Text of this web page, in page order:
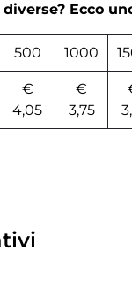
Ecco
500 1000
€
4,05
€
3,75